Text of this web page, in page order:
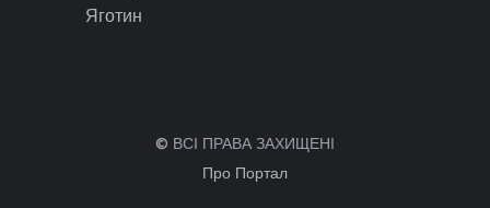
Яготин
© ВСІ ПРАВА ЗАХИЩЕНІ
Про Портал